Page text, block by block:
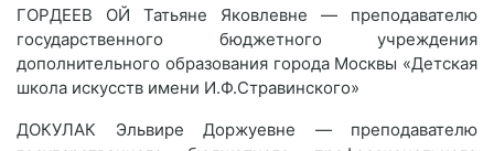
ГОРДЕЕВ ОЙ Татьяне Яковлевне — преподавателю
государственного бюджетного учреждения
дополнительного образования города Москвы «Детская
школа искусств имени И.Ф.Стравинского»
ДОКУЛАК Эльвире Доржуевне — преподавателю